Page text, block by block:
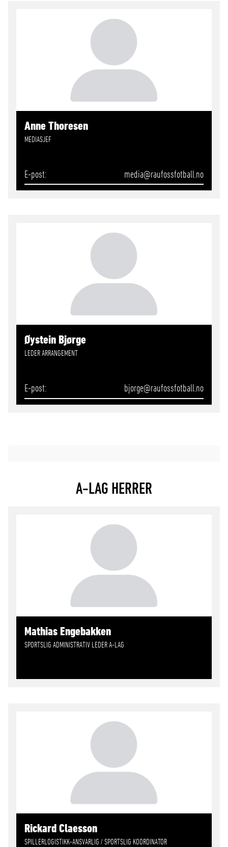
Anne Thoresen
MEDIASJEF
E-post media@raufossfotball.no
Øystein Bjørge
LEDER ARRANGEMENT
E-post bjorge@raufossfotball.no
A-LAG HERRER
Mathias Engebakken
SPORTSLIG ADMINISTRATIV LEDER A-LAG
Rickard Claesson
SPILLERLOGISTIKK-ANSVARLIG / SPORTSLIG KOORDINATOR